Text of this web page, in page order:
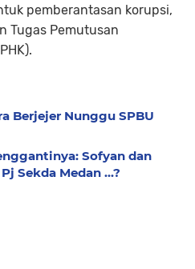
pemberantasan korupsi,
Tugas Pemutusan
Berjejer Nunggu SPBU
Sofyan dan
Sekda Medan ...?